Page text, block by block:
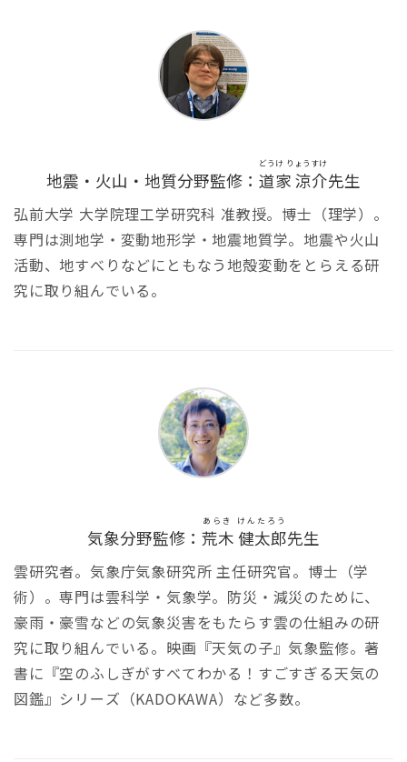
地震・火山・地質分野監修： 道家 涼介
どうけ りょうすけ
先生
弘前大学 大学院理工学研究科 准教授。博士（理学）。
専門は測地学・変動地形学・地震地質学。地震や火山
活動、地すべりなどにともなう地殻変動をとらえる研
究に取り組んでいる。
気象分野監修： 荒木 健太郎
あらき けんたろう
先生
雲研究者。気象庁気象研究所 主任研究官。博士（学
術）。専門は雲科学・気象学。防災・減災のために、
豪雨・豪雪などの気象災害をもたらす雲の仕組みの研
究に取り組んでいる。映画『天気の子』気象監修。著
書に『空のふしぎがすべてわかる！すごすぎる天気の
図鑑』シリーズ（KADOKAWA）など多数。